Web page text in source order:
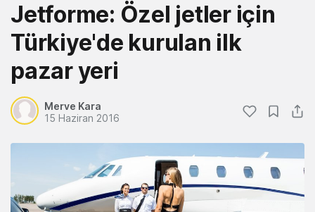
Jetforme: Özel jetler için
Türkiye'de kurulan ilk
pazar yeri
Merve Kara
15 Haziran 2016